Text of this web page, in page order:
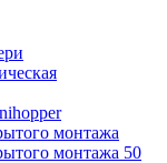
монтажа
монтажа 50